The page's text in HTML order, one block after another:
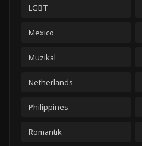
LGBT
Mexico
Muzikal
Netherlands
Philippines
Romantik